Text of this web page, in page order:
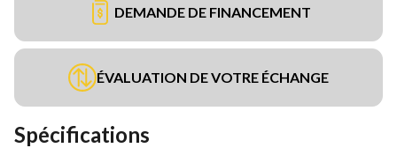
DEMANDE DE FINANCEMENT
ÉVALUATION DE VOTRE ÉCHANGE
Spécifications